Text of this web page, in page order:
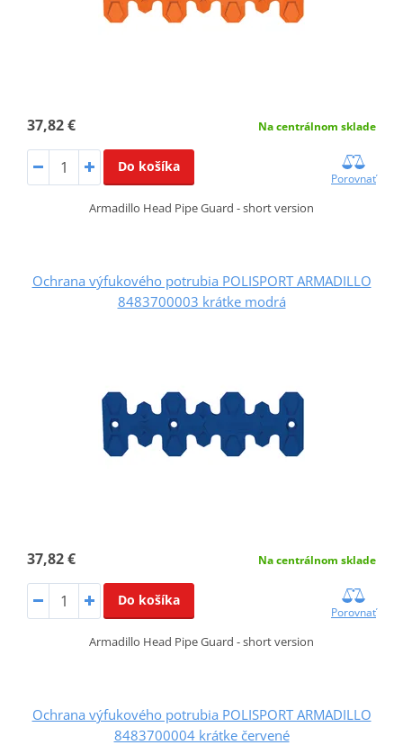
37,82 € Na centrálnom sklade
Do košíka
Porovnať
Armadillo Head Pipe Guard - short version
Ochrana výfukového potrubia POLISPORT ARMADILLO
8483700003 krátke modrá
37,82 € Na centrálnom sklade
Do košíka
Porovnať
Armadillo Head Pipe Guard - short version
Ochrana výfukového potrubia POLISPORT ARMADILLO
8483700004 krátke červené